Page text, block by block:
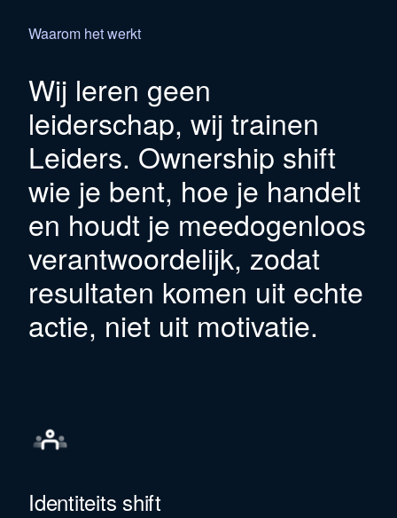
Waarom het werkt
Wij leren geen
leiderschap, wij trainen
Leiders. Ownership shift
wie je bent, hoe je handelt
en houdt je meedogenloos
verantwoordelijk, zodat
resultaten komen uit echte
actie, niet uit motivatie.
Identiteits shift